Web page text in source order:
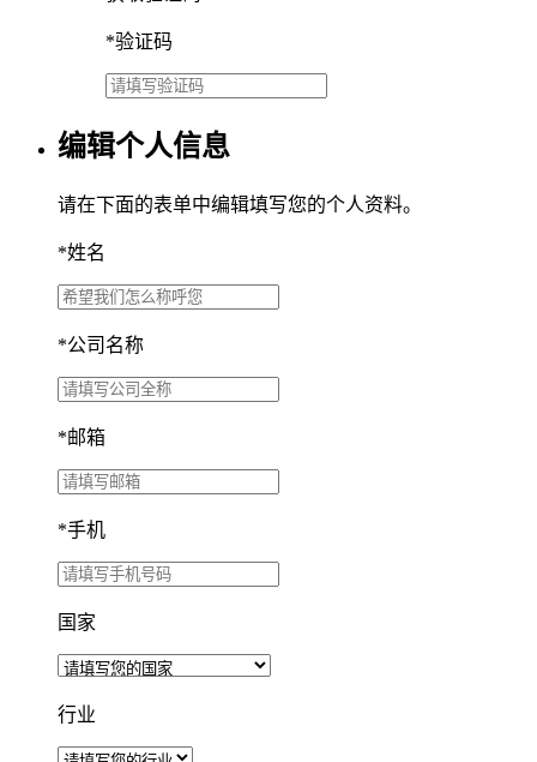
*验证码
编辑个人信息
请在下面的表单中编辑填写您的个人资料。
*姓名
*公司名称
*邮箱
*手机
国家
行业